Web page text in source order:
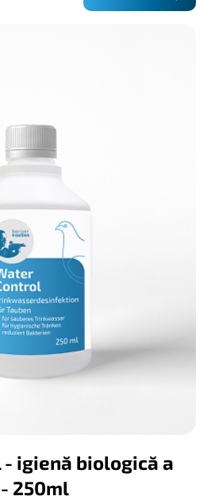
igienă biologică a
250ml